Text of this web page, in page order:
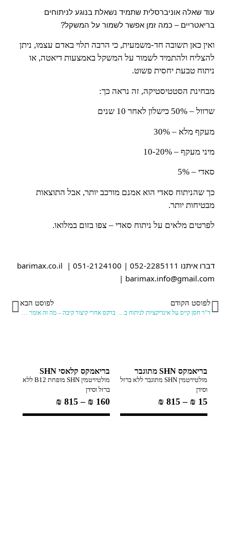
עוד שאלה אוניברסלית שתמיד נשאלת בנוגע לניתוחים
בריאטריים – כמה זמן אפשר לשמור על המשקל?
ואין כאן תשובה חד-משמעית, כי הרבה תלוי באדם עצמו, ניתן
להצליח ולהתמיד לשמור על המשקל באמצעות דיאטה, או
ניתוח טבעת יחסית פשוט.
מבחינת הסטטיסטיקה, זה נראה כך:
שרוול – 50% כישלון לאחר 10 שנים
מעקף מלא – 30%
מיני מעקף – 10-20%
סאדי – 5%
כך שהניתוח סאדי הוא אמנם מורכב יותר, אבל התוצאות
מבטיחות יותר.
לפרטים מלאים על ניתוח סאדי – צפו בזום במלואו.
דברו איתנו 052-2285111 | 051-2124100 | barimax.co.il
| barimax.info@gmail.com
לפוסט הקודם
ד"ר חסן קייס על אינדיקציות לניתוח בריאטרי ותהליך ההכנה לקראתו
לפוסט הבא
ברקס אחרי קיצור קיבה – מה זה אומר ומתי אני אמור/ה להרגיש אותו
בריאמקס SHN מתוגבר
מולטיויטמין SHN מתוגבר ללא ברזל
וסידן
₪ 15
–
₪ 815
בריאמקס קלאסי SHN
מולטיויטמין SHN מופחת B12 ללא
ברזל וסידן
₪ 160
–
₪ 815